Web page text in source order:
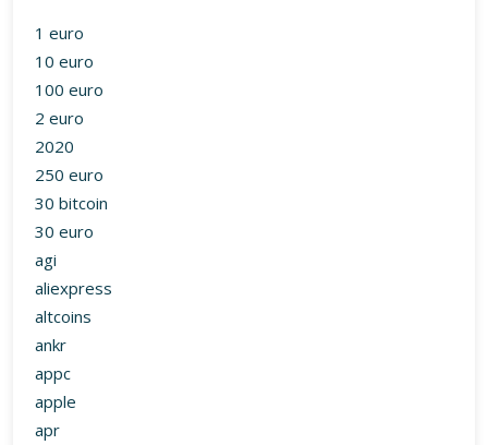
2020
250 euro
30 bitcoin
30 euro
agi
aliexpress
altcoins
ankr
appc
apple
apr
atom
bakkt
beam
binance